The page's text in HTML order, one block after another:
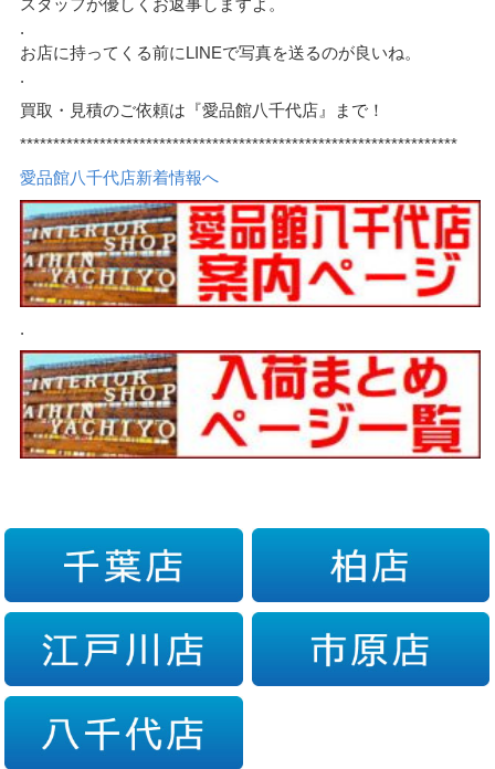
.
お店に持ってくる前にLINEで写真を送るのが良いね。
.
買取・見積のご依頼は『愛品館八千代店』まで！
******************************************************************
愛品館八千代店新着情報へ
.